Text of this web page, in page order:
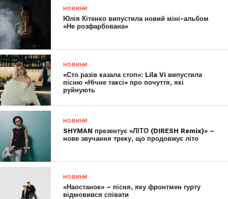
НОВИНИ
Юлія Кітенко випустила новий міні-альбом
«Не розфарбована»
НОВИНИ
«Сто разів казала стоп»: Lila Vi випустила
пісню «Нічне таксі» про почуття, які
руйнують
НОВИНИ
SHYMAN презентує «ЛІТО (DIRESH Remix)» –
нове звучання треку, що продовжує літо
НОВИНИ
«Наостанок» – пісня, яку фронтмен гурту
відмовився співати